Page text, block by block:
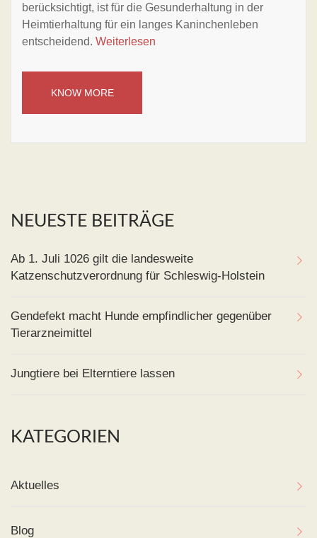
berücksichtigt, ist für die Gesunderhaltung in der
Heimtierhaltung für ein langes Kaninchenleben
entscheidend. Weiterlesen
KNOW MORE
NEUESTE BEITRÄGE
Ab 1. Juli 1026 gilt die landesweite
Katzenschutzverordnung für Schleswig-Holstein
Gendefekt macht Hunde empfindlicher gegenüber
Tierarzneimittel
Jungtiere bei Elterntiere lassen
KATEGORIEN
Aktuelles
Blog